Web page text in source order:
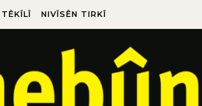
TÊKÎLÎ NIVÎSÊN TIRKÎ